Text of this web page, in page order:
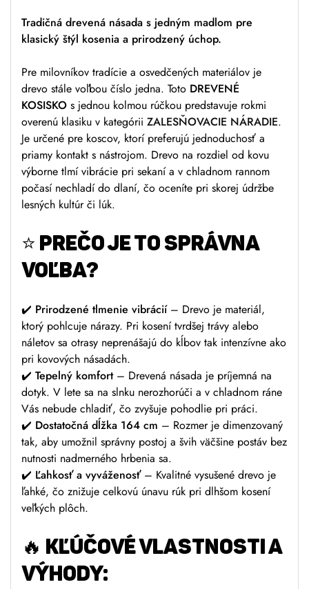
Tradičná drevená násada s jedným madlom pre
klasický štýl kosenia a prirodzený úchop.
Pre milovníkov tradície a osvedčených materiálov je
drevo stále voľbou číslo jedna. Toto DREVENÉ
KOSISKO s jednou kolmou rúčkou predstavuje rokmi
overenú klasiku v kategórii ZALESŇOVACIE NÁRADIE.
Je určené pre koscov, ktorí preferujú jednoduchosť a
priamy kontakt s nástrojom. Drevo na rozdiel od kovu
výborne tlmí vibrácie pri sekaní a v chladnom rannom
počasí nechladí do dlaní, čo oceníte pri skorej údržbe
lesných kultúr či lúk.
⭐ PREČO JE TO SPRÁVNA
VOĽBA?
✔️ Prirodzené tlmenie vibrácií– Drevo je materiál,
ktorý pohlcuje nárazy. Pri kosení tvrdšej trávy alebo
náletov sa otrasy neprenášajú do kĺbov tak intenzívne ako
pri kovových násadách.
✔️ Tepelný komfort– Drevená násada je príjemná na
dotyk. V lete sa na slnku nerozhorúči a v chladnom ráne
Vás nebude chladiť, čo zvyšuje pohodlie pri práci.
✔️ Dostatočná dĺžka 164 cm – Rozmer je dimenzovaný
tak, aby umožnil správny postoj a švih väčšine postáv bez
nutnosti nadmerného hrbenia sa.
✔️ Ľahkosť a vyváženosť– Kvalitné vysušené drevo je
ľahké, čo znižuje celkovú únavu rúk pri dlhšom kosení
veľkých plôch.
🔥 KĽÚČOVÉ VLASTNOSTI A
VÝHODY: